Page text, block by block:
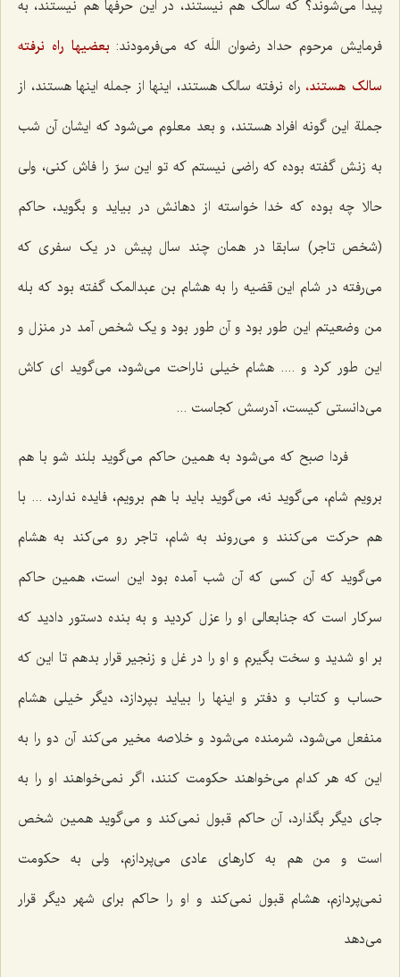
پیدا می‌شوند؟ که سالک هم نیستند، در این حرفها هم نیستند، به
فرمایش مرحوم حداد رضوان اللَه که می‌فرمودند:بعضیها راه نرفته
سالک هستند، راه نرفته سالک هستند، اینها از جمله اینها هستند، از
جملة این گونه افراد هستند، و بعد معلوم می‌شود که ایشان آن شب
به زنش گفته بوده که راضی نیستم که تو این سرّ را فاش کنی، ولی
حالا چه بوده که خدا خواسته از دهانش در بیاید و بگوید، حاکم
(شخص تاجر) سابقا در همان چند سال پیش در یک سفری که
می‌رفته در شام این قضیه را به هشام بن عبدالمک گفته بود که بله
من وضعیتم این طور بود و آن طور بود و یک شخص آمد در منزل و
این طور کرد و .... هشام خیلی ناراحت می‌شود، می‌گوید ای کاش
می‌دانستی کیست، آدرسش کجاست ...
فردا صبح که می‌شود به همین حاکم می‌گوید بلند شو با هم
برویم شام، می‌گوید نه، می‌گوید باید با هم برویم، فایده ندارد، ... با
هم حرکت می‌کنند و می‌روند به شام، تاجر رو می‌کند به هشام
می‌گوید که آن کسی که آن شب آمده بود این است، همین حاکم
سرکار است که جنابعالی او را عزل کردید و به بنده دستور دادید که
بر او شدید و سخت بگیرم و او را در غل و زنجیر قرار بدهم تا این که
حساب و کتاب و دفتر و اینها را بیاید بپردازد، دیگر خیلی هشام
منفعل می‌شود، شرمنده می‌شود و خلاصه مخیر می‌کند آن دو را به
این که هر کدام می‌خواهند حکومت کنند، اگر نمی‌خواهند او را به
جای دیگر بگذارد، آن حاکم قبول نمی‌کند و می‌گوید همین شخص
است و من هم به کارهای عادی می‌پردازم، ولی به حکومت
نمی‌پردازم، هشام قبول نمی‌کند و او را حاکم برای شهر دیگر قرار
می‌دهد